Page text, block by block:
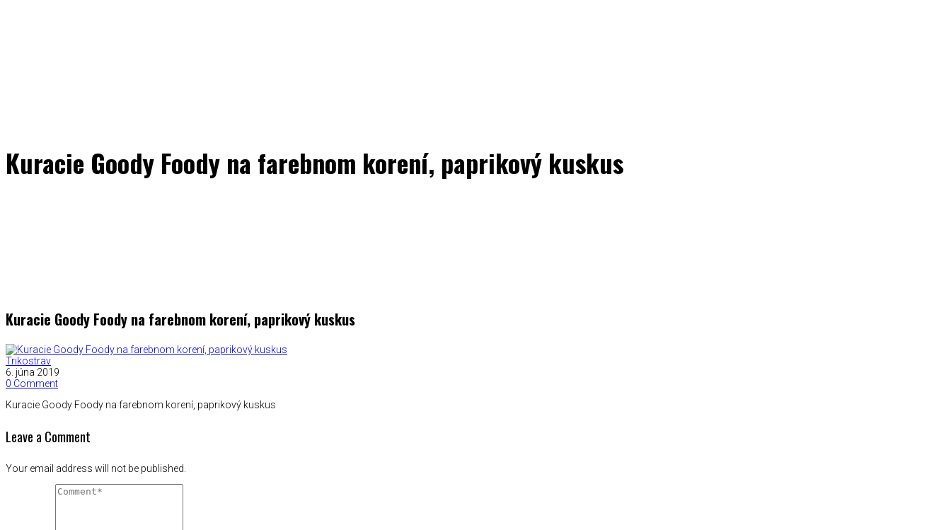
Kuracie Goody Foody na farebnom korení, paprikový kuskus
Kuracie Goody Foody na farebnom korení, paprikový kuskus
Trikostrav
6. júna 2019
0 Comment
Kuracie Goody Foody na farebnom korení, paprikový kuskus
Leave a Comment
Your email address will not be published.